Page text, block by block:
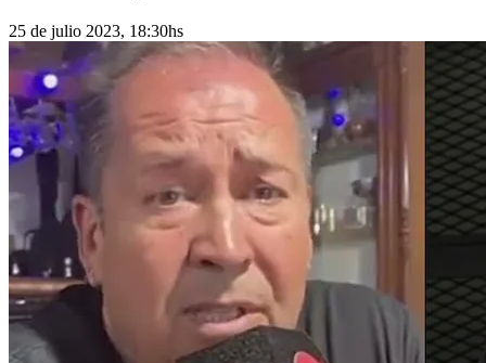
25 de julio 2023, 18:30hs